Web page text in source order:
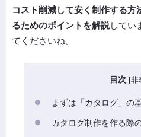
コスト削減して安く制作する
るためのポイントを解説してい
てくださいね。
目次 [非
まずは「カタログ」の
カタログ制作を作る際